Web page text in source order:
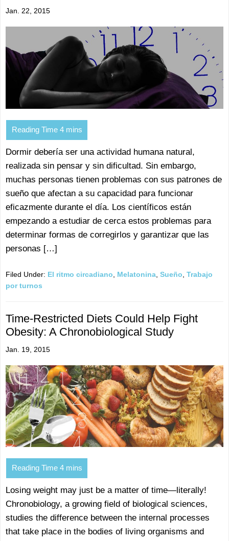
Jan. 22, 2015
Dormir debería ser una actividad humana natural,
realizada sin pensar y sin dificultad. Sin embargo,
muchas personas tienen problemas con sus patrones de
sueño que afectan a su capacidad para funcionar
eficazmente durante el día. Los científicos están
empezando a estudiar de cerca estos problemas para
determinar formas de corregirlos y garantizar que las
personas […]
Filed Under: El ritmo circadiano Melatonina Sueño Trabajo
por turnos
Time-Restricted Diets Could Help Fight
Obesity: A Chronobiological Study
Jan. 19, 2015
Losing weight may just be a matter of time—literally!
Chronobiology, a growing field of biological sciences,
studies the difference between the internal processes
that take place in the bodies of living organisms and